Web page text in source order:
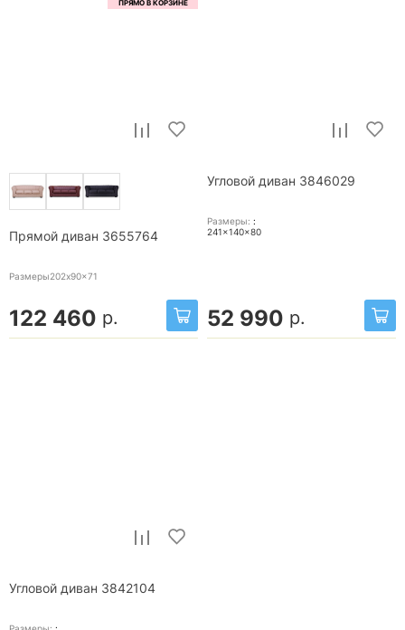
Прямой диван 3655764
Размеры202x90x71
122 460 р.
Угловой диван 3846029
Размеры: :
241x140x80
52 990 р.
Угловой диван 3842104